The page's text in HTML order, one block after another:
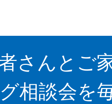
さんとご
相談会を